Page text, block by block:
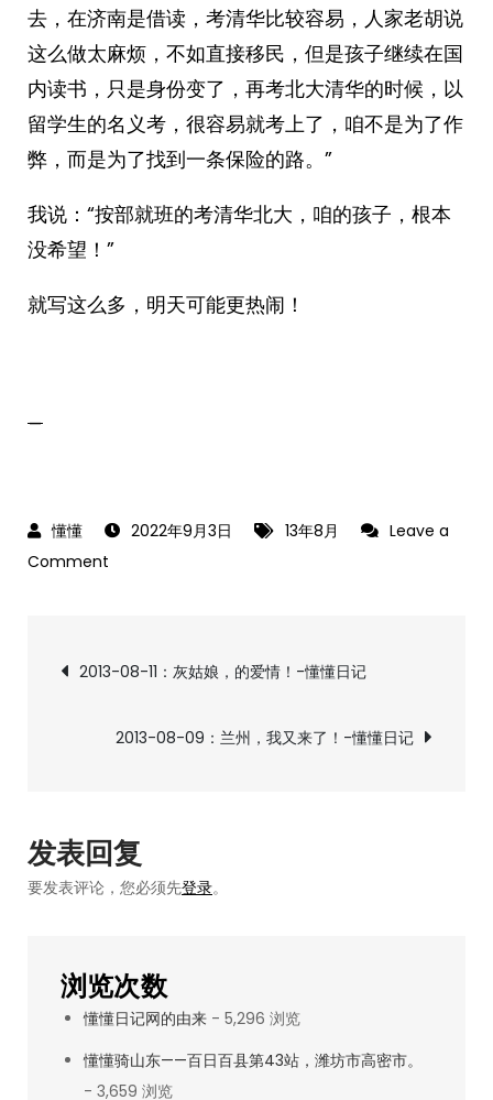
去，在济南是借读，考清华比较容易，人家老胡说
这么做太麻烦，不如直接移民，但是孩子继续在国
内读书，只是身份变了，再考北大清华的时候，以
留学生的名义考，很容易就考上了，咱不是为了作
弊，而是为了找到一条保险的路。”
我说：“按部就班的考清华北大，咱的孩子，根本
没希望！”
就写这么多，明天可能更热闹！
_
2022年9月3日 13年8月
Leave a
Comment
如
考
懂
懂
日
文
航
2013-08-11：灰姑娘，的爱情！-懂懂日记
2013-08-09：兰州，我又来了！-懂懂日记
发表回复
要发表评论，您必须先登录。
浏览次数
懂懂日记网的由来 - 5,296 浏览
懂懂骑山东——百日百县第43站，潍坊市高密市。
- 3,659 浏览